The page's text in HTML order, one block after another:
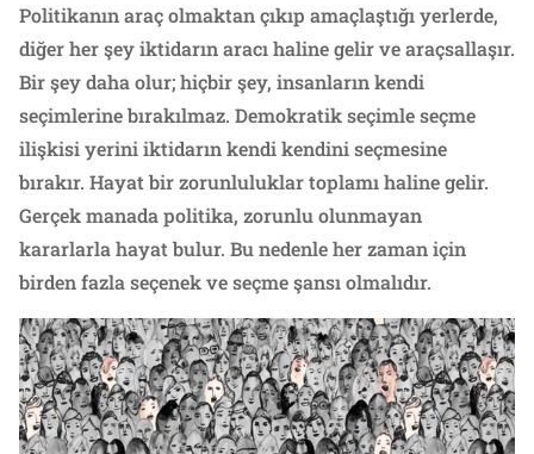
Politikanın araç olmaktan çıkıp amaçlaştığı yerlerde,
diğer her şey iktidarın aracı haline gelir ve araçsallaşır.
Bir şey daha olur; hiçbir şey, insanların kendi
seçimlerine bırakılmaz. Demokratik seçimle seçme
ilişkisi yerini iktidarın kendi kendini seçmesine
bırakır. Hayat bir zorunluluklar toplamı haline gelir.
Gerçek manada politika, zorunlu olunmayan
kararlarla hayat bulur. Bu nedenle her zaman için
birden fazla seçenek ve seçme şansı olmalıdır.